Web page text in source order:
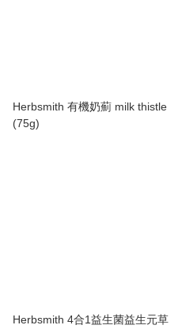
Herbsmith 有機奶薊 milk thistle
(75g)
Herbsmith 4合1益生菌益生元草